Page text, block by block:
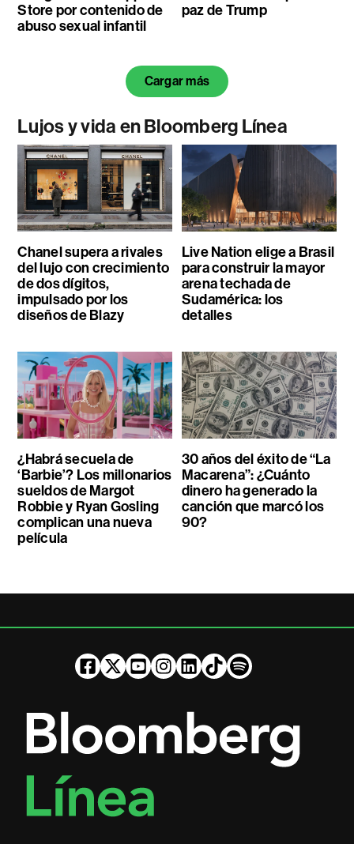
Store por contenido de
abuso sexual infantil
paz de Trump
Cargar más
Lujos y vida en Bloomberg Línea
Chanel supera a rivales
del lujo con crecimiento
de dos dígitos,
impulsado por los
diseños de Blazy
Live Nation elige a Brasil
para construir la mayor
arena techada de
Sudamérica: los
detalles
¿Habrá secuela de
‘Barbie’? Los millonarios
sueldos de Margot
Robbie y Ryan Gosling
complican una nueva
película
30 años del éxito de “La
Macarena”: ¿Cuánto
dinero ha generado la
canción que marcó los
90?